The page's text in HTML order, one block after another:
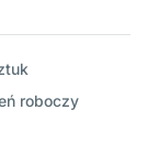
roboczy